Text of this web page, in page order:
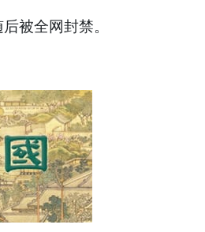
被全网封禁。